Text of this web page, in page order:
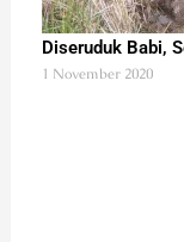
Diseruduk Babi,
1 November 2020